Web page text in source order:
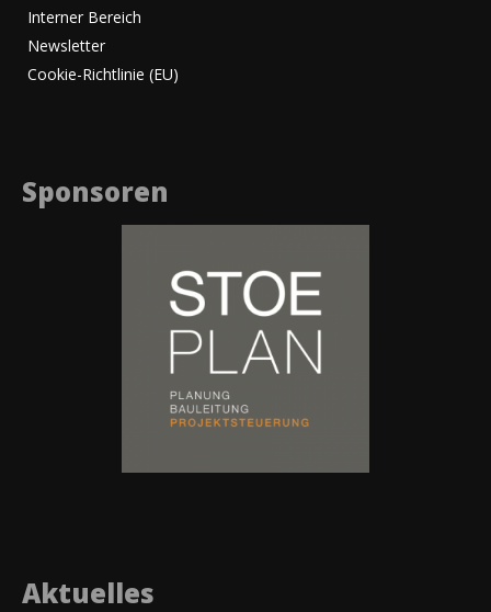
Interner Bereich
Newsletter
Cookie-Richtlinie (EU)
Sponsoren
Aktuelles